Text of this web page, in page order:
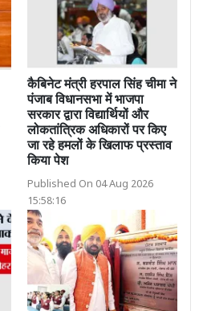
कैबिनेट मंत्री हरपाल सिंह चीमा ने
पंजाब विधानसभा में भाजपा
सरकार द्वारा विद्यार्थियों और
लोकतांत्रिक अधिकारों पर किए
जा रहे हमलों के खिलाफ प्रस्ताव
किया पेश
Published On 04 Aug 2026
15:58:16